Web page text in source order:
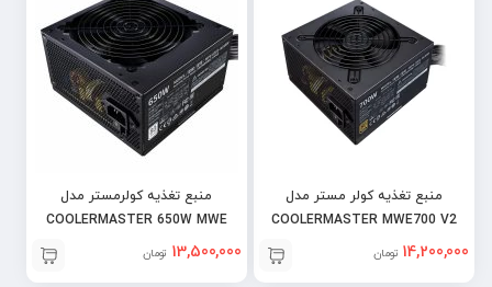
منبع تغذیه کولر مستر مدل
COOLERMASTER MWE700 V2
14,200,000 تومان
منبع تغذیه کولرمستر مدل
COOLERMASTER 650W MWE
13,500,000 تومان